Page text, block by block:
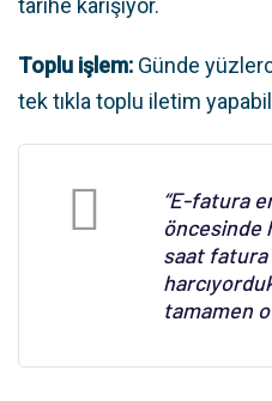
tarihe karışıyor.
Toplu işlem: Günde
tek tıkla toplu iletim
“E-fatura
öncesinde
saat
tamamen